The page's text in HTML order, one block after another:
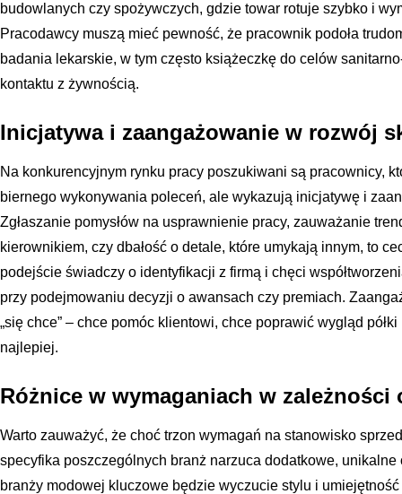
budowlanych czy spożywczych, gdzie towar rotuje szybko i
Pracodawcy muszą mieć pewność, że pracownik podoła
badania lekarskie, w tym często książeczkę do celów
kontaktu z żywnością.
Inicjatywa i zaangażowanie w rozwój
Na konkurencyjnym rynku pracy poszukiwani są pracownicy,
biernego wykonywania poleceń, ale wykazują inicjatywę i
Zgłaszanie pomysłów na usprawnienie pracy, zauważanie
kierownikiem, czy dbałość o detale, które umykają innym, to
podejście świadczy o identyfikacji z firmą i chęci
przy podejmowaniu decyzji o awansach czy premiach.
„się chce” – chce pomóc klientowi, chce poprawić wygląd
najlepiej.
Różnice w wymaganiach w zależności
Warto zauważyć, że choć trzon wymagań na stanowisko
specyfika poszczególnych branż narzuca dodatkowe,
branży modowej kluczowe będzie wyczucie stylu i